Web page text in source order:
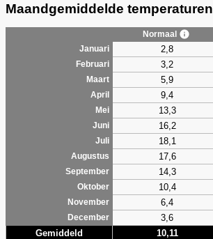
Maandgemiddelde temperaturen
Normaal
Januari
2,8
Februari
3,2
Maart
5,9
April
9,4
Mei
13,3
Juni
16,2
Juli
18,1
Augustus
17,6
September
14,3
Oktober
10,4
November
6,4
December
3,6
Gemiddeld 10,11